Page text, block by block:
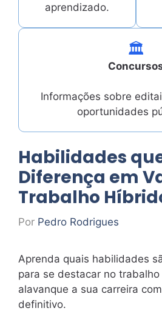
aprendizado.
🏛️
Informações sobre
oportunidades
Habilidades
Diferença em
Trabalho
Por Pedro Rodrigues
Aprenda quais habilidades
para se destacar no
alavanque a sua carreira
definitivo.